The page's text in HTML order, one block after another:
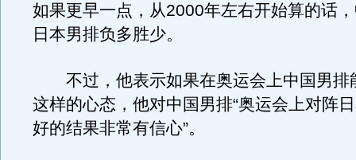
如果更早一点，从2000年左右开始算的话
日本男排负多胜少。
不过，他表示如果在奥运会上中国男排
这样的心态，他对中国男排“奥运会上对阵
好的结果非常有信心”。